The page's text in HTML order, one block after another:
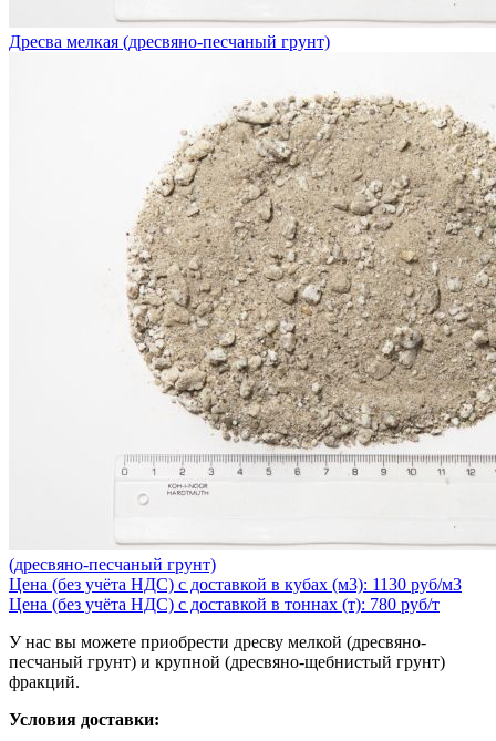
Дресва мелкая (дресвяно-песчаный грунт)
(дресвяно-песчаный грунт)
Цена (без учёта НДС) с доставкой в кубах (м3): 1130 руб/м3
Цена (без учёта НДС) с доставкой в тоннах (т): 780 руб/т
У нас вы можете приобрести дресву мелкой (дресвяно-
песчаный грунт) и крупной (дресвяно-щебнистый грунт)
фракций.
Условия доставки: